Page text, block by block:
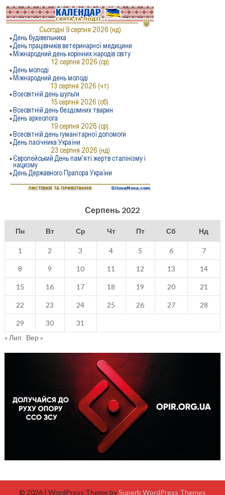
Серпень 2022
Пн Вт Ср Чт Пт Сб Нд
1 2 3 4 5 6 7
8 9 10 11 12 13 14
15 16 17 18 19 20 21
22 23 24 25 26 27 28
29 30
31
« Лип
Вер »
© 2026 | WordPress Theme bySuperb WordPress Themes